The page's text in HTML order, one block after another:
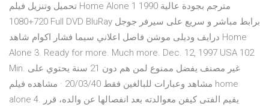
تحميل وتنزيل فيلم Home Alone 1 1990 مترجم بجودة عالية
720+1080 Full DVD BluRay برابط مباشر و سريع على سيرفر جوجل
درايف وديلى موشن فاصل اعلاني سيما فشار اكوام شاهد Home
Alone 3. Ready for more. Much more. Dec. 12, 1997 USA 102
Min. غير مصنف يفضل ممنوع لمن هم دون 21 سنة يحتوي على
مشاهد وعبارات للبالغين فقط 20/03/40 · مشاهده فيلم home
alone 4. يقيم الفتى كيفن معوالدته بعد انفصالها عن والده، قرر